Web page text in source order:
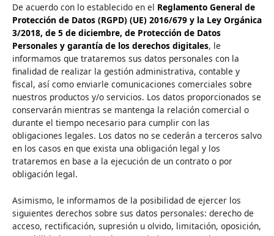
De acuerdo con lo establecido en el Reglamento General de
Protección de Datos (RGPD) (UE) 2016/679 y la Ley Orgánica
3/2018, de 5 de diciembre, de Protección de Datos
Personales y garantía de los derechos digitales, le
informamos que trataremos sus datos personales con la
finalidad de realizar la gestión administrativa, contable y
fiscal, así como enviarle comunicaciones comerciales sobre
nuestros productos y/o servicios. Los datos proporcionados se
conservarán mientras se mantenga la relación comercial o
durante el tiempo necesario para cumplir con las
obligaciones legales. Los datos no se cederán a terceros salvo
en los casos en que exista una obligación legal y los
trataremos en base a la ejecución de un contrato o por
obligación legal.
Asimismo, le informamos de la posibilidad de ejercer los
siguientes derechos sobre sus datos personales: derecho de
acceso, rectificación, supresión u olvido, limitación, oposición,